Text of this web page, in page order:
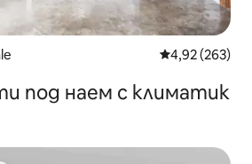
Средна
4,92 (263)
под наем с климатик